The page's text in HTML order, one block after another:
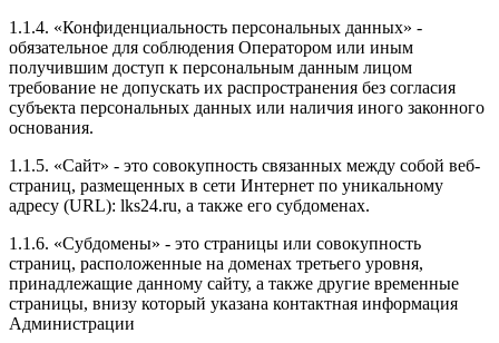
1.1.4. «Конфиденциальность персональных данных» -
обязательное для соблюдения Оператором или иным
получившим доступ к персональным данным лицом
требование не допускать их распространения без согласия
субъекта персональных данных или наличия иного законного
основания.
1.1.5. «Сайт» - это совокупность связанных между собой веб-
страниц, размещенных в сети Интернет по уникальному
адресу (URL): lks24.ru, а также его субдоменах.
1.1.6. «Субдомены» - это страницы или совокупность
страниц, расположенные на доменах третьего уровня,
принадлежащие данному сайту, а также другие временные
страницы, внизу который указана контактная информация
Администрации